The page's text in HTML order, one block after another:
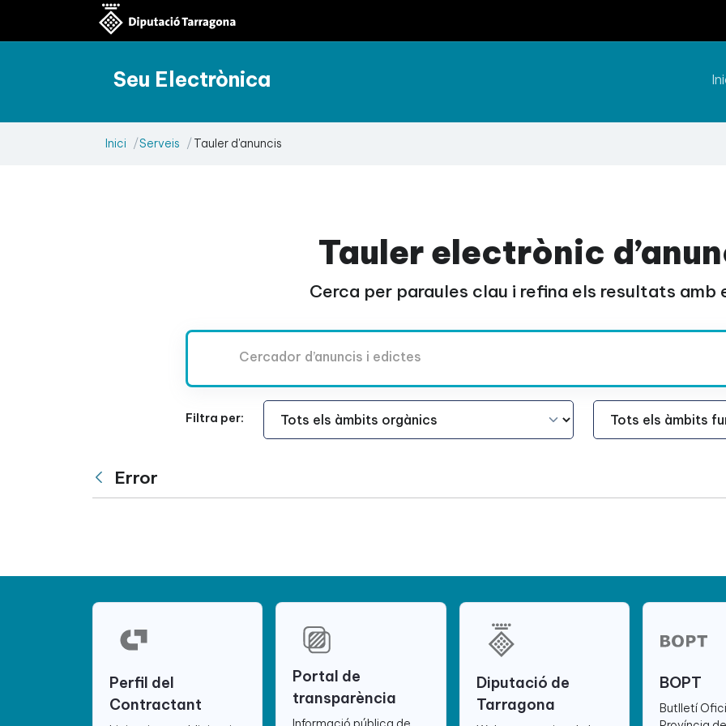
Seu Electrònica
Inici Serveis Tauler d'anuncis
Tauler electrònic
Cerca per paraules clau i refina els resultats amb
Filtra per:
Àmbit Funcional Àmbit Funcional
Vés enrere
Error
Perfil del
Contractant
Portal de
transparència
Diputació de
Tarragona
BOPT
Butlletí